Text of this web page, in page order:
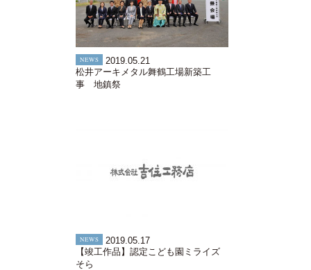
NEWS
2019.05.21
松井アーキメタル舞鶴工場新築工
事 地鎮祭
NEWS
2019.05.17
【竣工作品】認定こども園ミライズ
そら